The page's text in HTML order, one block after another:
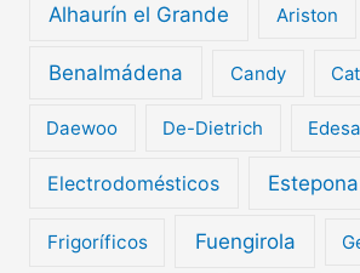
Alhaurín el Grande Ariston
Benalmádena Candy
Daewoo De-Dietrich Edesa
Electrodomésticos Estepona
Frigoríficos Fuengirola